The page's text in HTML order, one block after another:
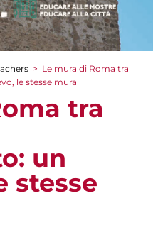
> Le mura di Roma tra
le stesse mura
tra
un
stesse